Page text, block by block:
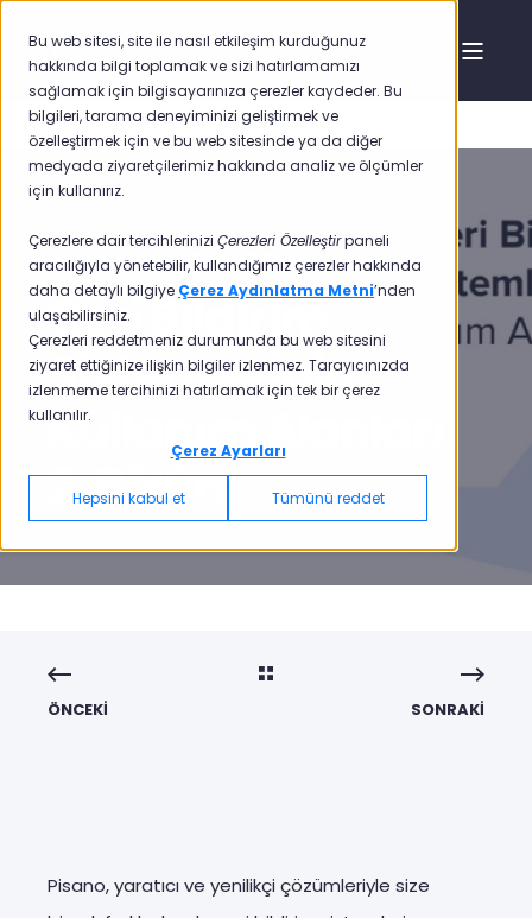
Bu web sitesi, site ile nasıl etkileşim kurduğunuz
hakkında bilgi toplamak ve sizi hatırlamamızı
sağlamak için bilgisayarınıza çerezler kaydeder. Bu
bilgileri, tarama deneyiminizi geliştirmek ve
özelleştirmek için ve bu web sitesinde ya da diğer
medyada ziyaretçilerimiz hakkında analiz ve ölçümler
için kullanırız.
Çerezlere dair tercihlerinizi Çerezleri Özelleştirpaneli
aracılığıyla yönetebilir, kullandığımız çerezler hakkında
daha detaylı bilgiye Çerez Aydınlatma Metni’nden
ulaşabilirsiniz.
Çerezleri reddetmeniz durumunda bu web sitesini
ziyaret ettiğinize ilişkin bilgiler izlenmez. Tarayıcınızda
izlenmeme tercihinizi hatırlamak için tek bir çerez
kullanılır.
Çerez Ayarları
Hepsini kabul et Tümünü reddet
Pisano 3 Eyl 2020 12:46:38 4 min read
Geri Bildirim
Sistemlerinin
Kullanım Alanları,
2. Bölüm
ÖNCEKI SONRAKI
Pisano, yaratıcı ve yenilikçi çözümleriyle size